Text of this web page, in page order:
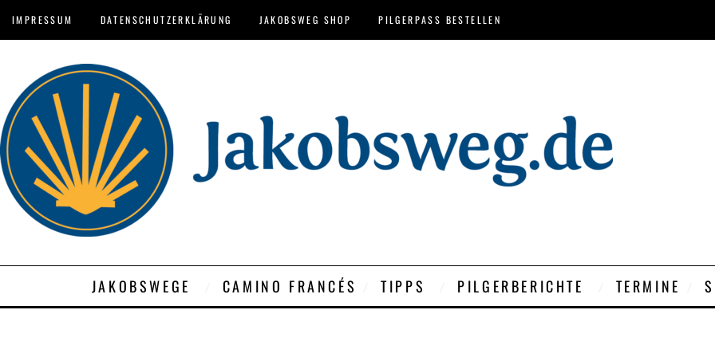
IMPRESSUM DATENSCHUTZERKLÄRUNG JAKOBSWEG SHOP PILGERPASS BESTELLEN
JAKOBSWEGE CAMINO FRANCÉS TIPPS PILGERBERICHTE TERMINE